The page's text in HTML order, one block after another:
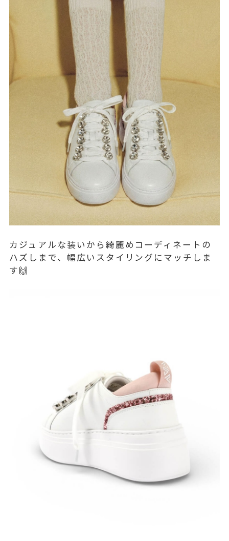
カジュアルな装いから綺麗めコーディネートの
ハズしまで、幅広いスタイリングにマッチしま
す🙌